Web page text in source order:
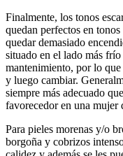
Finalmente, los tonos
quedan perfectos en
quedar demasiado
situado en el lado más
mantenimiento, por lo
y luego cambiar.
siempre más adecuado
favorecedor en una mujer
Para pieles morenas y/o
borgoña y cobrizos